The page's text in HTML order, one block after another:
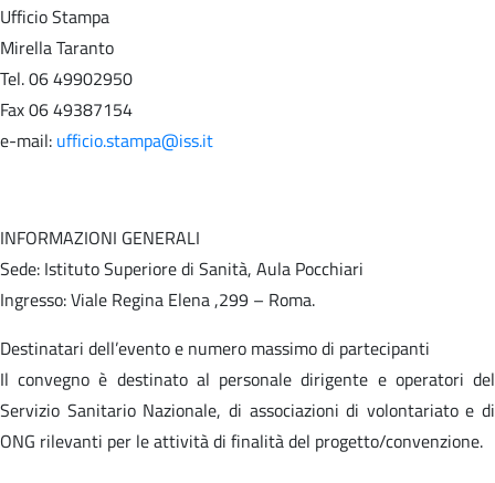
Ufficio Stampa
Mirella Taranto
Tel. 06 49902950
Fax 06 49387154
e-mail: ufficio.stampa@iss.it
INFORMAZIONI GENERALI
Sede: Istituto Superiore di Sanità, Aula Pocchiari
Ingresso: Viale Regina Elena ,299 – Roma.
Destinatari dell’evento e numero massimo di partecipanti
Il convegno è destinato al personale dirigente e operatori del
Servizio Sanitario Nazionale, di associazioni di volontariato e di
ONG rilevanti per le attività di finalità del progetto/convenzione.